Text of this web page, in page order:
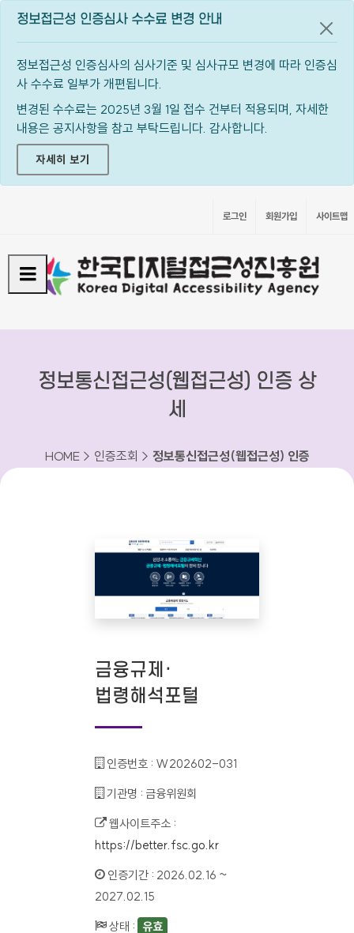
정보접근성 인증심사 수수료 변경 안내
정보접근성 인증심사의 심사기준 및 심사규모 변경에 따라 인증심
사 수수료 일부가 개편됩니다.
변경된 수수료는 2025년 3월 1일 접수 건부터 적용되며, 자세한
내용은 공지사항을 참고 부탁드립니다. 감사합니다.
자세히 보기
공지
로그인 회원가입 사이트맵
정보통신접근성(웹접근성) 인증 상
세
HOME > 인증조회 > 정보통신접근성(웹접근성) 인증
금융규제·
법령해석포털
인증번호 : W202602-031
기관명 : 금융위원회
웹사이트주소 :
https://better.fsc.go.kr
인증기간 : 2026.02.16 ~
2027.02.15
상태 : 유효